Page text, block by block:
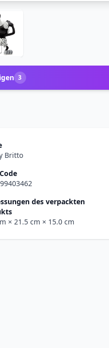
3
Britto
des verpackten
× 21.5 cm × 15.0 cm